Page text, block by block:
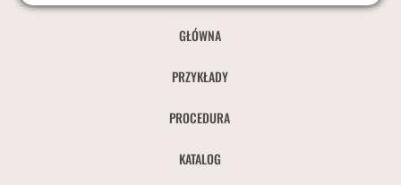
GŁÓWNA
PRZYKŁADY
PROCEDURA
KATALOG